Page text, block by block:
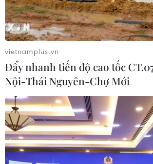
Vietnam Report vinh danh
ngân hàng uy tín nhất
vietnamplus.vn
Đẩy nhanh tiến độ cao tốc
Nội-Thái Nguyên-Chợ Mới